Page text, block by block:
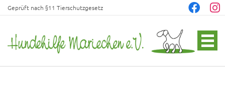
Geprüft nach §11 Tierschutzgesetz